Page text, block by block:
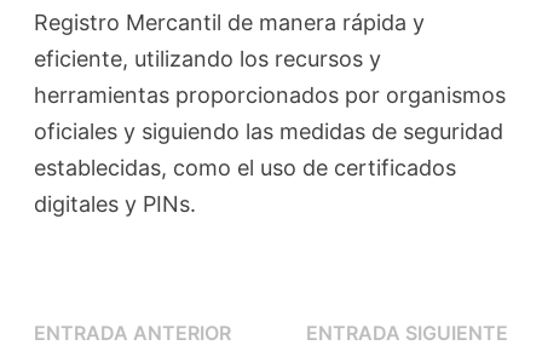
Registro Mercantil de manera rápida y
eficiente, utilizando los recursos y
herramientas proporcionados por organismos
oficiales y siguiendo las medidas de seguridad
establecidas, como el uso de certificados
digitales y PINs.
ENTRADA ANTERIOR ENTRADA SIGUIENTE